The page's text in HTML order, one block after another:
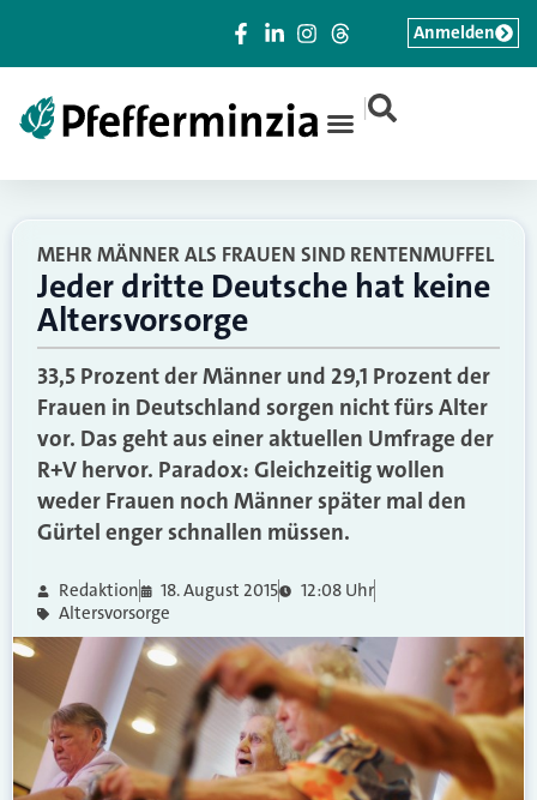
|
Anmelden
MEHR MÄNNER ALS FRAUEN SIND RENTENMUFFEL
Jeder dritte Deutsche hat keine
Altersvorsorge
33,5 Prozent der Männer und 29,1 Prozent der
Frauen in Deutschland sorgen nicht fürs Alter
vor. Das geht aus einer aktuellen Umfrage der
R+V hervor. Paradox: Gleichzeitig wollen
weder Frauen noch Männer später mal den
Gürtel enger schnallen müssen.
Redaktion 18. August 2015
12:08 Uhr
Altersvorsorge